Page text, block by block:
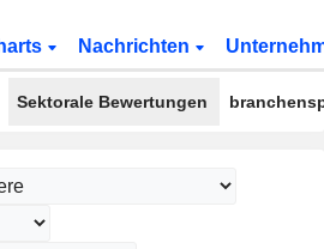
Nachrichten
Sektorale Bewertungen